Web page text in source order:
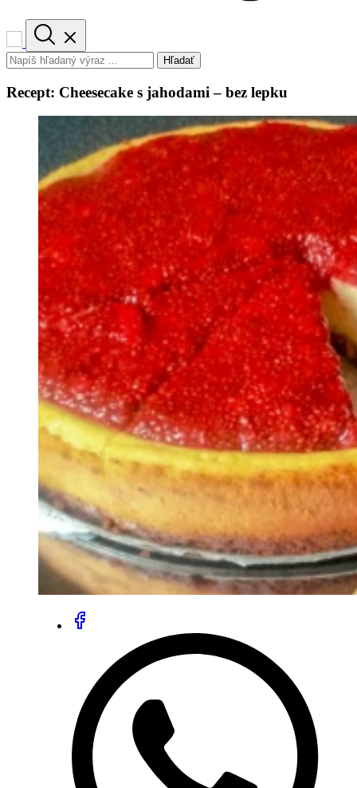
Hľadať
Recept: Cheesecake s jahodami – bez lepku